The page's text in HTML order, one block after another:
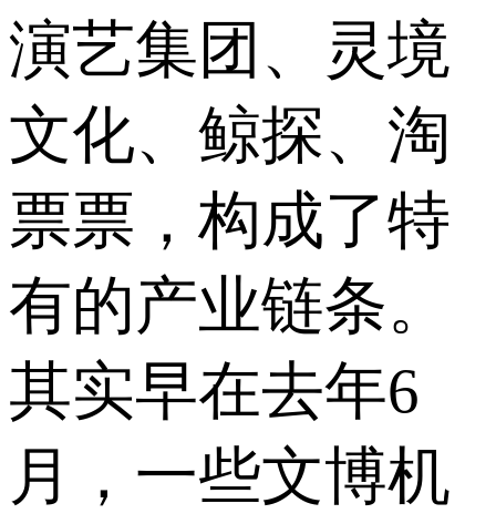
演艺集团、灵境
文化、鲸探、淘
票票，构成了特
有的产业链条。
其实早在去年6
月，一些文博机